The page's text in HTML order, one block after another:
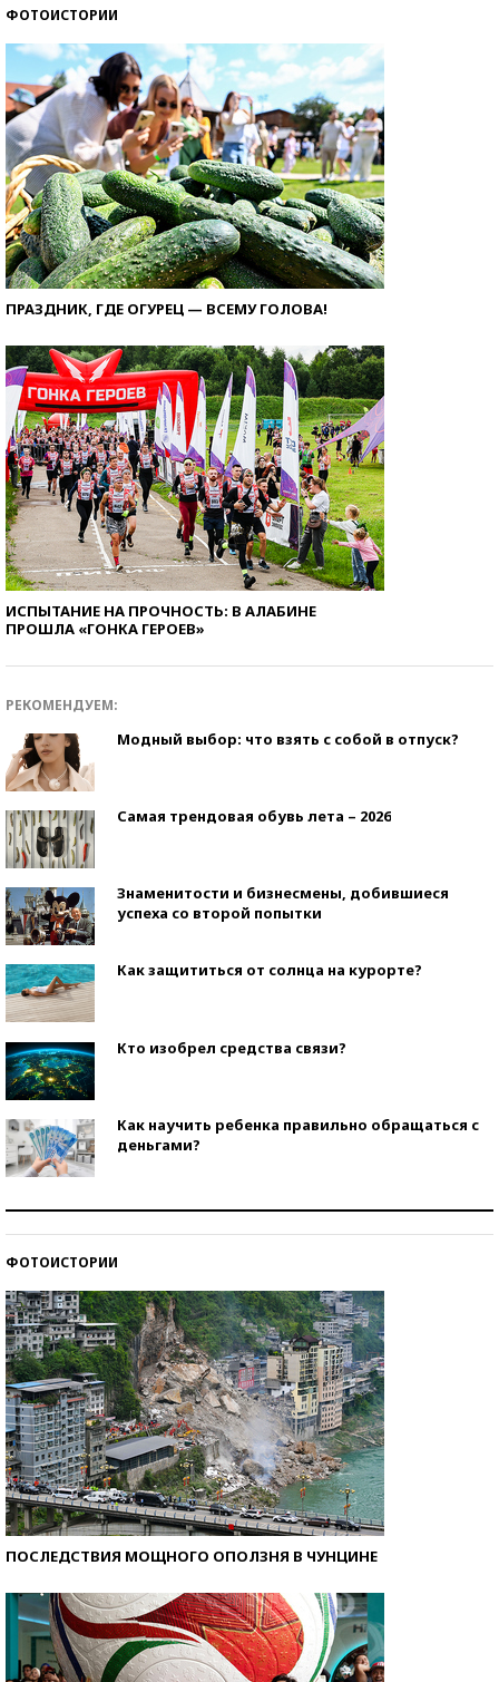
ФОТОИСТОРИИ
ПРАЗДНИК, ГДЕ ОГУРЕЦ — ВСЕМУ ГОЛОВА!
ИСПЫТАНИЕ НА ПРОЧНОСТЬ: В АЛАБИНЕ
ПРОШЛА «ГОНКА ГЕРОЕВ»
РЕКОМЕНДУЕМ:
Модный выбор: что взять с собой в отпуск?
Самая трендовая обувь лета – 2026
Знаменитости и бизнесмены, добившиеся
успеха со второй попытки
Как защититься от солнца на курорте?
Кто изобрел средства связи?
Как научить ребенка правильно обращаться с
деньгами?
ФОТОИСТОРИИ
ПОСЛЕДСТВИЯ МОЩНОГО ОПОЛЗНЯ В ЧУНЦИНЕ